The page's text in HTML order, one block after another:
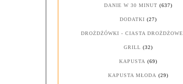
DANIE W 30 MINUT (637)
DODATKI (27)
DROŻDŻÓWKI - CIASTA DROŻDŻOWE
GRILL (32)
KAPUSTA (69)
KAPUSTA MŁODA (29)